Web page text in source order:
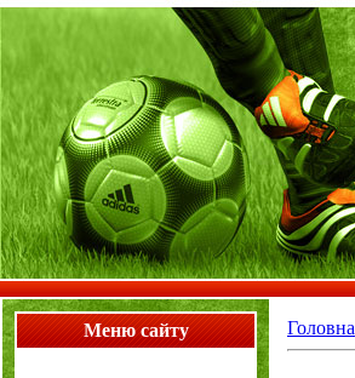
Меню сайту Головна